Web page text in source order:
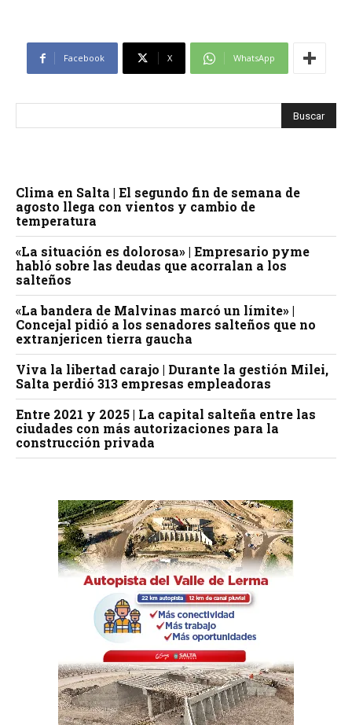
Facebook X WhatsApp
Clima en Salta | El segundo fin de semana de
agosto llega con vientos y cambio de
temperatura
«La situación es dolorosa» | Empresario pyme
habló sobre las deudas que acorralan a los
salteños
«La bandera de Malvinas marcó un límite» |
Concejal pidió a los senadores salteños que no
extranjericen tierra gaucha
Viva la libertad carajo | Durante la gestión Milei,
Salta perdió 313 empresas empleadoras
Entre 2021 y 2025 | La capital salteña entre las
ciudades con más autorizaciones para la
construcción privada